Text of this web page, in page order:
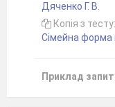
Дяченко Г. В.
Копія з тесту:
Сімейна форма
Приклад